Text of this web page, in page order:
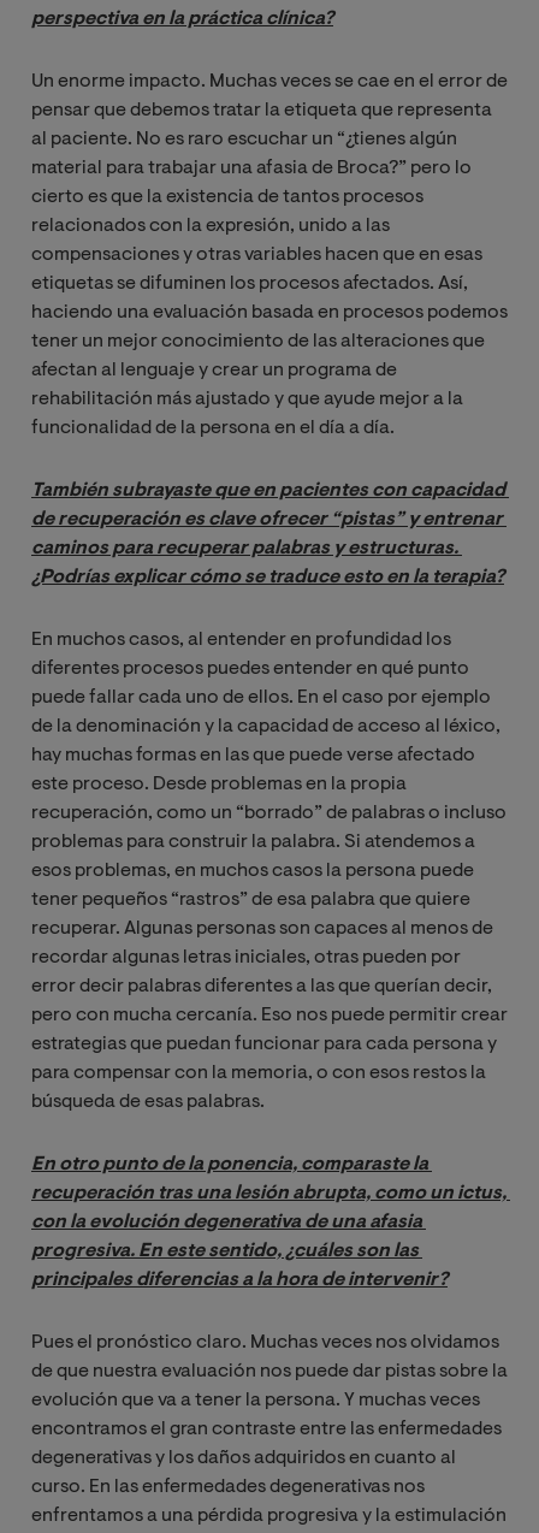
perspectiva en la práctica clínica?
Un enorme impacto. Muchas veces se cae en el error de
pensar que debemos tratar la etiqueta que representa
al paciente. No es raro escuchar un “¿tienes algún
material para trabajar una afasia de Broca?” pero lo
cierto es que la existencia de tantos procesos
relacionados con la expresión, unido a las
compensaciones y otras variables hacen que en esas
etiquetas se difuminen los procesos afectados. Así,
haciendo una evaluación basada en procesos podemos
tener un mejor conocimiento de las alteraciones que
afectan al lenguaje y crear un programa de
rehabilitación más ajustado y que ayude mejor a la
funcionalidad de la persona en el día a día.
También subrayaste que en pacientes con capacidad
de recuperación es clave ofrecer “pistas” y entrenar
caminos para recuperar palabras y estructuras.
¿Podrías explicar cómo se traduce esto en la terapia?
En muchos casos, al entender en profundidad los
diferentes procesos puedes entender en qué punto
puede fallar cada uno de ellos. En el caso por ejemplo
de la denominación y la capacidad de acceso al léxico,
hay muchas formas en las que puede verse afectado
este proceso. Desde problemas en la propia
recuperación, como un “borrado” de palabras o incluso
problemas para construir la palabra. Si atendemos a
esos problemas, en muchos casos la persona puede
tener pequeños “rastros” de esa palabra que quiere
recuperar. Algunas personas son capaces al menos de
recordar algunas letras iniciales, otras pueden por
error decir palabras diferentes a las que querían decir,
pero con mucha cercanía. Eso nos puede permitir crear
estrategias que puedan funcionar para cada persona y
para compensar con la memoria, o con esos restos la
búsqueda de esas palabras.
En otro punto de la ponencia, comparaste la
recuperación tras una lesión abrupta, como un ictus,
con la evolución degenerativa de una afasia
progresiva. En este sentido, ¿cuáles son las
principales diferencias a la hora de intervenir?
Pues el pronóstico claro. Muchas veces nos olvidamos
de que nuestra evaluación nos puede dar pistas sobre la
evolución que va a tener la persona. Y muchas veces
encontramos el gran contraste entre las enfermedades
degenerativas y los daños adquiridos en cuanto al
curso. En las enfermedades degenerativas nos
enfrentamos a una pérdida progresiva y la estimulación